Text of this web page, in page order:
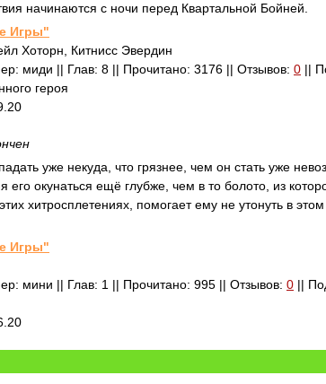
начинаются с ночи перед Квартальной Бойней.
Игры"
Хоторн, Китнисс Эвердин
миди || Глав: 8 || Прочитано: 3176 || Отзывов: 0 ||
героя
уже некуда, что грязнее, чем он стать уже
его окунаться ещё глубже, чем в то болото, из
хитросплетениях, помогает ему не утонуть в
Игры"
мини || Глав: 1 || Прочитано: 995 || Отзывов: 0 ||